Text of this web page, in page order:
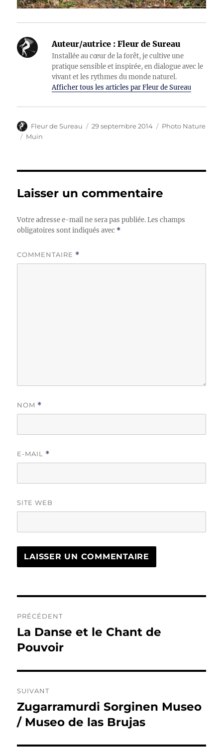
Auteur/autrice : Fleur de Sureau
Installée au cœur de la forêt, je cultive une
pratique sensible et inspirée, en dialogue avec le
vivant et les rythmes du monde naturel.
Afficher tous les articles par Fleur de Sureau
Auteur
Fleur de Sureau
Publié
29 septembre 2014 Catégories
Photo Nature
Étiquettes
Muin
Laisser un commentaire
Votre adresse e-mail ne sera pas publiée. Les champs
obligatoires sont indiqués avec *
COMMENTAIRE *
NOM *
E-MAIL *
SITE WEB
de
l’article
PRÉCÉDENT
Publication
précédente :
La Danse et le Chant de
Pouvoir
SUIVANT
Publication
suivante :
Zugarramurdi Sorginen Museo
/ Museo de las Brujas